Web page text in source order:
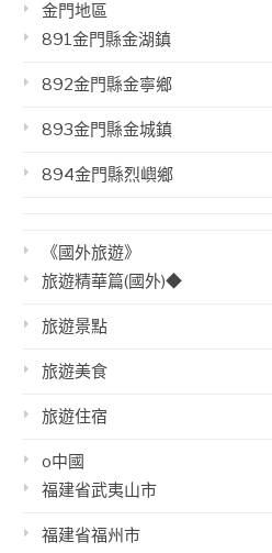
金門地區
891金門縣金湖鎮
892金門縣金寧鄉
893金門縣金城鎮
894金門縣烈嶼鄉
《國外旅遊》
旅遊精華篇(國外)◆
旅遊景點
旅遊美食
旅遊住宿
o中國
福建省武夷山市
福建省福州市